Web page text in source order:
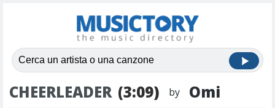
CHEERLEADER (3:09) by Omi